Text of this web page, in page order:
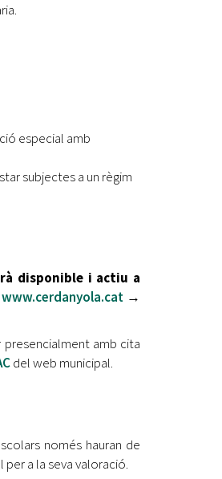
especial amb
subjectes a un règim
disponible i actiu a
www.cerdanyola.cat→
amb cita
del web municipal.
només hauran de
a la seva valoració.